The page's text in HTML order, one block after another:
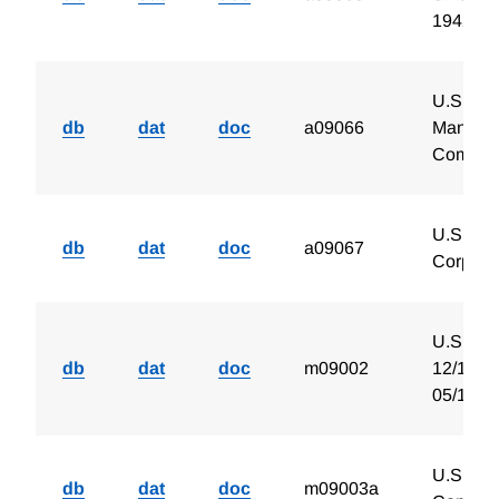
1942
db dat doc a09066
U.S.
db dat doc a09067
U.S.
db dat doc m09002
U.S.
12/
05/
db dat doc m09003a
U.S.